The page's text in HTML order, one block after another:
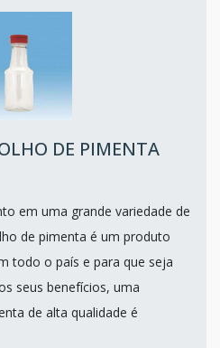
DE PIMENTA
em uma grande variedade de
de pimenta é um produto
todo o país e para que seja
seus benefícios, uma
de alta qualidade é